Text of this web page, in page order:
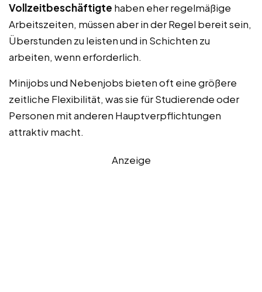
Vollzeitbeschäftigte haben eher regelmäßige
Arbeitszeiten, müssen aber in der Regel bereit sein,
Überstunden zu leisten und in Schichten zu
arbeiten, wenn erforderlich.
Minijobs und Nebenjobs bieten oft eine größere
zeitliche Flexibilität, was sie für Studierende oder
Personen mit anderen Hauptverpflichtungen
attraktiv macht.
Anzeige